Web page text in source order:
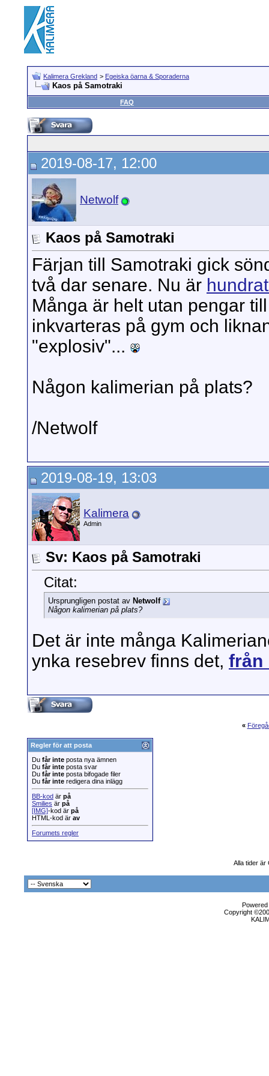
Kalimera Grekland > Egeiska öarna & Sporaderna
Kaos på Samotraki
FAQ
2019-08-17, 12:00
Netwolf
Kaos på Samotraki
Färjan till Samotraki gick
två dar senare. Nu är
Många är helt utan pengar
inkvarteras på gym och
"explosiv"...
Någon kalimerian på plats?
/Netwolf
2019-08-19, 13:03
Kalimera
Admin
Sv: Kaos på Samotraki
Citat:
Ursprungligen postat av Netwolf
Någon kalimerian på plats?
Det är inte många
ynka resebrev finns det, från
«
Regler för att posta
Du får inte posta nya ämnen
Du får inte posta svar
Du får inte posta bifogade filer
Du får inte redigera dina inlägg
BB-kod är på
Smilies är på
[IMG]-kod är på
HTML-kod är av
Forumets regler
Alla tider är
Copyright